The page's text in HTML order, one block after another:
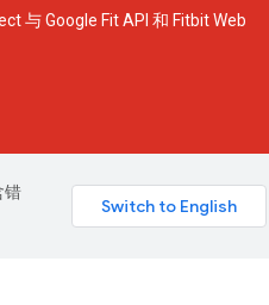
与 Google Fit API 和 Fitbit Web
错